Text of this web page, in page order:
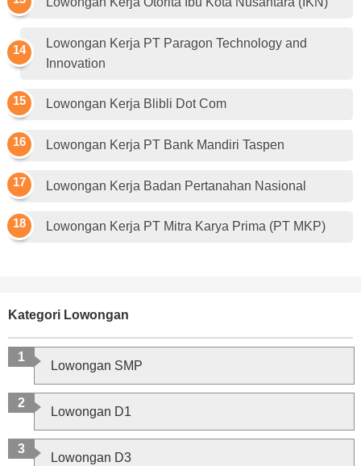
Lowongan Kerja PT Paragon Technology and
Innovation
Lowongan Kerja Blibli Dot Com
Lowongan Kerja PT Bank Mandiri Taspen
Lowongan Kerja Badan Pertanahan Nasional
Lowongan Kerja PT Mitra Karya Prima (PT MKP)
Kategori Lowongan
Lowongan SMP
Lowongan D1
Lowongan D3